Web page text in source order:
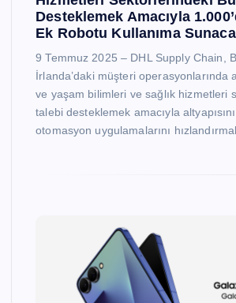
Desteklemek Amacıyla
Ek Robotu Kullanıma
9 Temmuz 2025 – DHL Supply Chain,
İrlanda’daki müşteri operasyonlarında
ve yaşam bilimleri ve sağlık hizmetleri
talebi desteklemek amacıyla
otomasyon uygulamalarını